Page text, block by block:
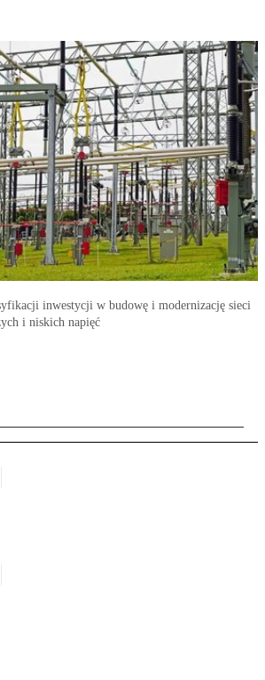
inwestycji w budowę i modernizację sieci
i niskich napięć